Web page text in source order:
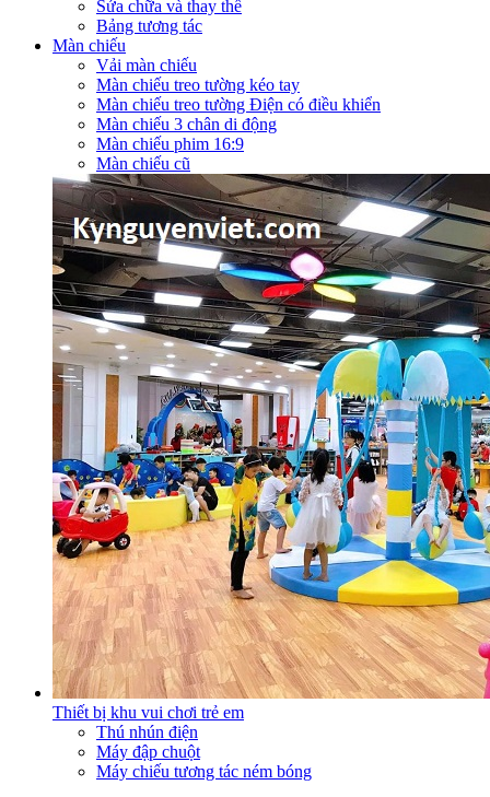
Sửa chữa và thay thế
Bảng tương tác
Màn chiếu
Vải màn chiếu
Màn chiếu treo tường kéo tay
Màn chiếu treo tường Điện có điều khiển
Màn chiếu 3 chân di động
Màn chiếu phim 16:9
Màn chiếu cũ
Thiết bị khu vui chơi trẻ em
Thú nhún điện
Máy đập chuột
Máy chiếu tương tác ném bóng